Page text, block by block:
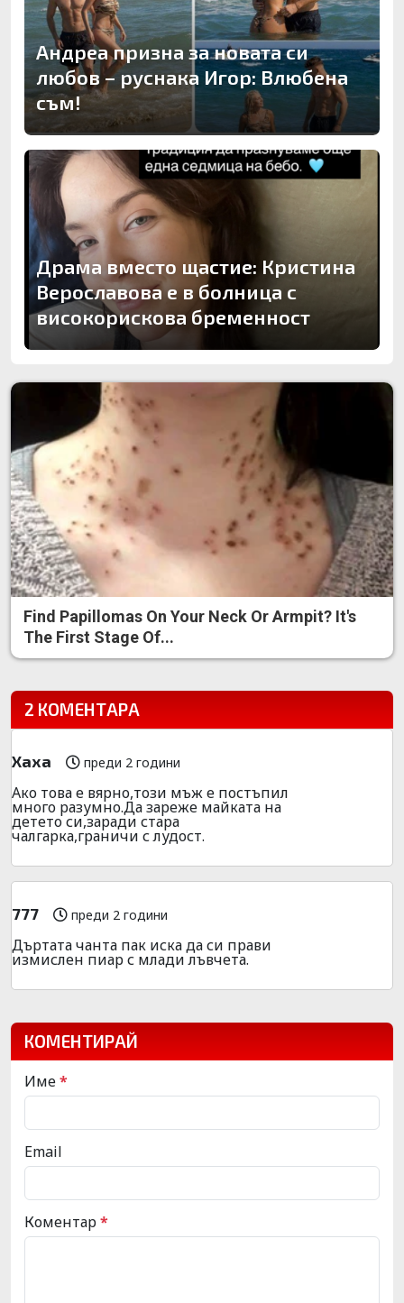
Андреа призна за новата си
любов – руснака Игор: Влюбена
съм!
Драма вместо щастие: Кристина
Верославова е в болница с
високорискова бременност
Find Papillomas On Your Neck Or Armpit? It's
The First Stage Of...
2 КОМЕНТАРА
Хаха преди 2 години
Ако това е вярно,този мъж е постъпил
много разумно.Да зареже майката на
детето си,заради стара
чалгарка,граничи с лудост.
777 преди 2 години
Дъртата чанта пак иска да си прави
измислен пиар с млади лъвчета.
КОМЕНТИРАЙ
Име*
Email
Коментар*